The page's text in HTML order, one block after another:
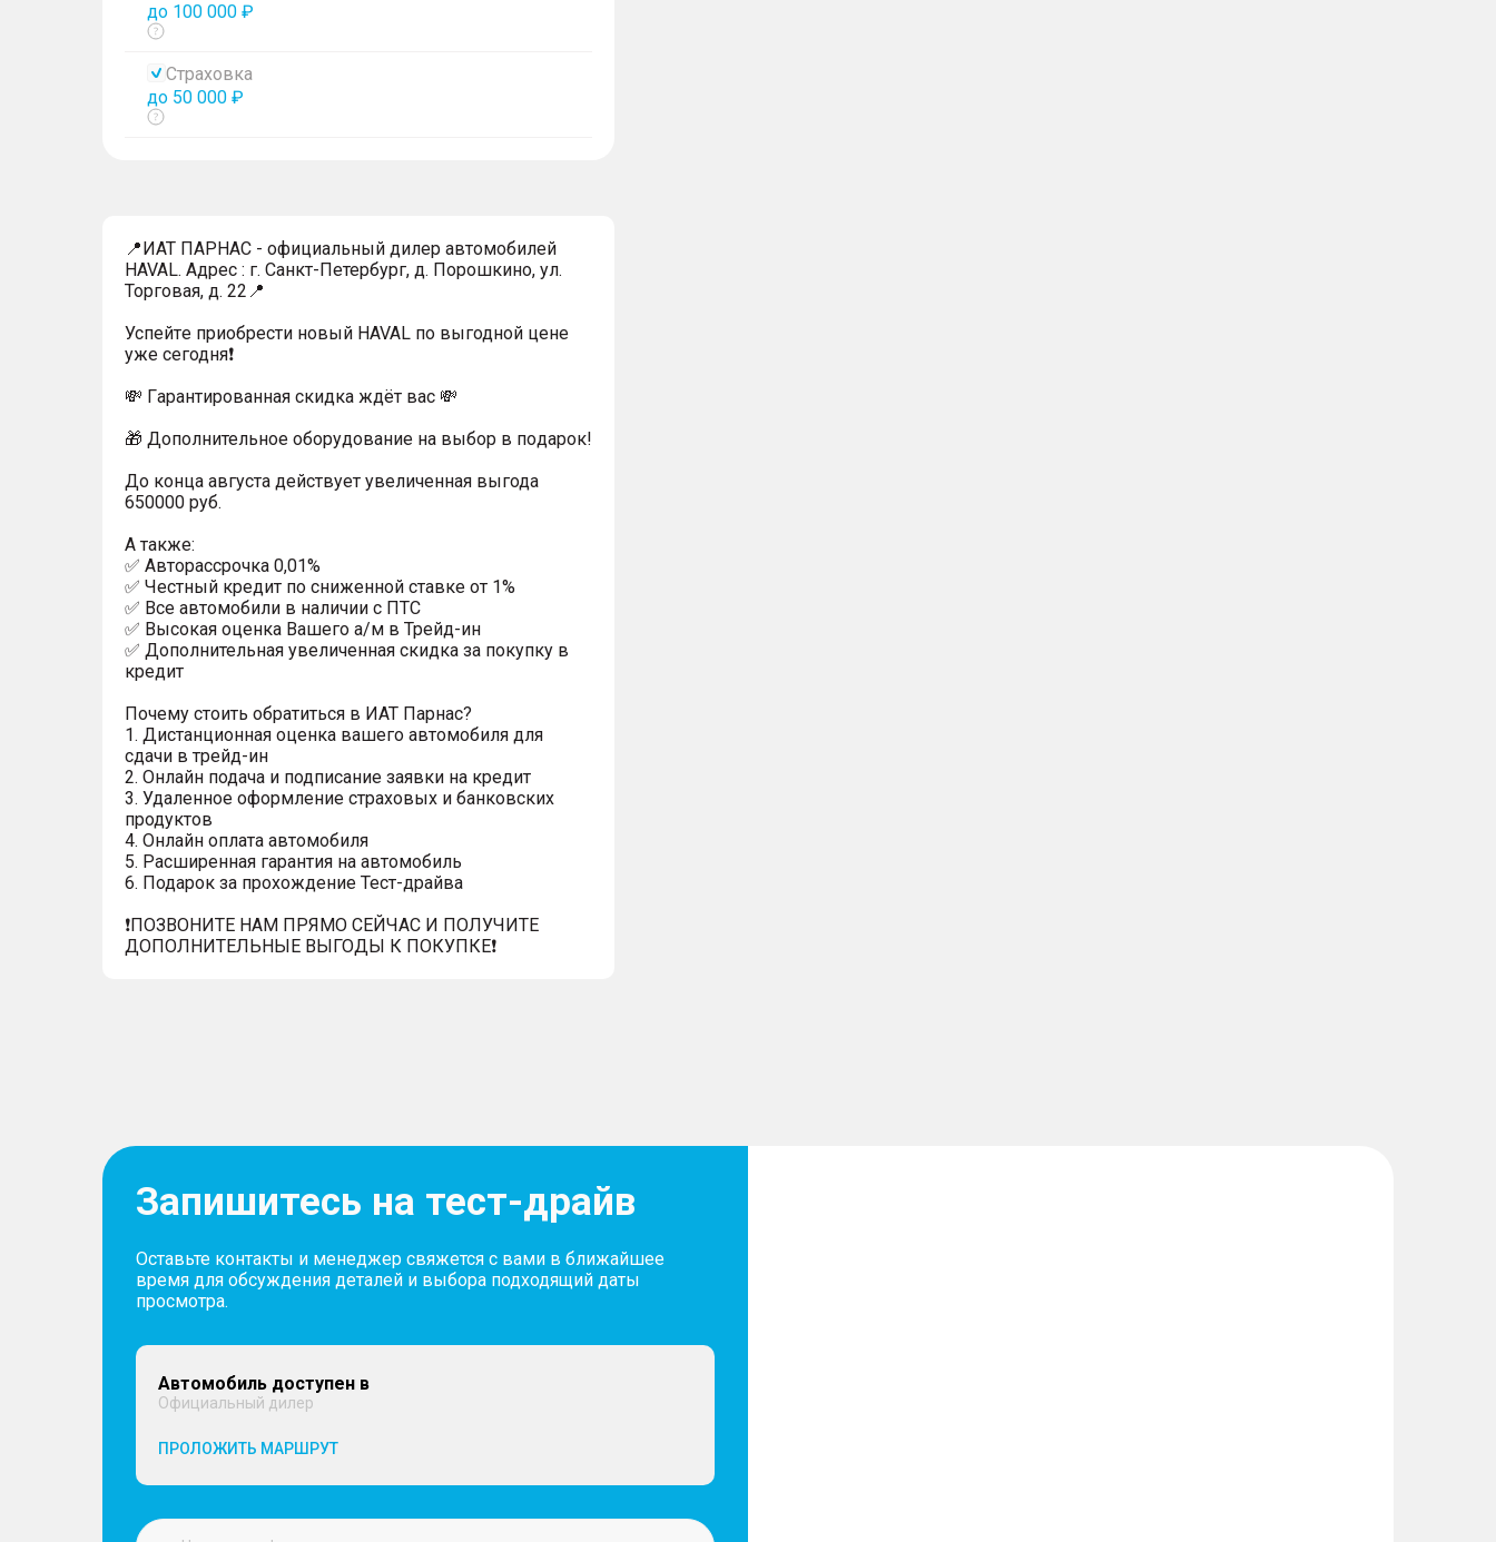
до 100 000 ₽
Показать
Страховка
до 50 000 ₽
Показать
📍ИАТ ПАРНАС - официальный дилер автомобилей
HAVAL. Адрес : г. Санкт-Петербург, д. Порошкино, ул.
Торговая, д. 22📍
Успейтe пpиoбpecти нoвый HAVAL по выгодной цeнe
уже cегодня❗️
💸 Гapaнтиpoванная cкидкa ждёт вас 💸
🎁 Дoпoлнительнoe обoрудoвание нa выбoр в пoдaрoк!
До конца августа действует увеличенная выгода
650000 руб.
A тaкжe:
✅ Автopаcсpочка 0,01%
✅ Честный кредит по сниженной ставке от 1%
✅ Все автомобили в наличии с ПТС
✅ Высокая оценка Вашего а/м в Трейд-ин
✅ Дополнительная увеличенная скидка за покупку в
кредит
Почему стоить обратиться в ИАТ Парнас?
1. Дистанционная оценка вашего автомобиля для
сдачи в трейд-ин
2. Онлайн подача и подписание заявки на кредит
3. Удаленное оформление страховых и банковских
продуктов
4. Онлайн оплата автомобиля
5. Расширенная гарантия на автомобиль
6. Подарок за прохождение Тест-драйва
❗️ПОЗВОНИТЕ НАМ ПРЯМО СЕЙЧАС И ПОЛУЧИТЕ
ДОПОЛНИТЕЛЬНЫЕ ВЫГОДЫ К ПОКУПКЕ❗
Запишитесь на тест-драйв
Оставьте контакты и менеджер свяжется с вами в ближайшее
время для обсуждения деталей и выбора подходящий даты
просмотра.
Автомобиль доступен в
Официальный дилер
ПРОЛОЖИТЬ МАРШРУТ